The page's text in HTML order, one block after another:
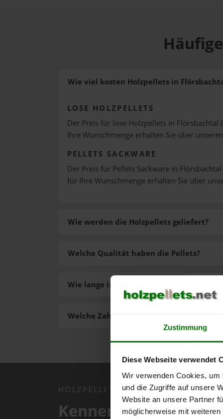
Zustimmung
Diese Webseite verwendet
Wir verwenden Cookies,
und die Zugriffe auf unsere
Website an unsere Partner
möglicherweise mit
Wie viel kosten Holzpellets in
LOSE HOLZPELLETS
Der Preis für lose Holzpellets in Flörsbachtal
Ihre Wunschmenge erhalten Sie über unseren
PELLETS SACKWARE
Der Preis für Pellets Sackware in
für Ihre Wunschmenge erhalten Sie über
Wie werden die Holzpellets geliefert?
Welche Zahlungsarten gibt es?
Welche Qualität haben die Pellets?
Wie lange ist die Lieferzeit der Pellets?
HOLZPELLETS.NET APP
Kennen Sie schon